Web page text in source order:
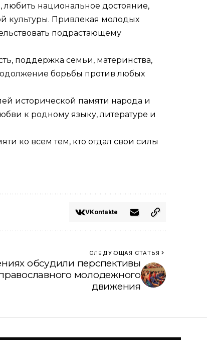
национальное достояние,
культуры. Привлекая молодых
подрастающему
поддержка семьи, материнства,
борьбы против любых
исторической памяти народа и
к родному языку, литературе и
ко всем тем, кто отдал свои силы
VKontakte
СЛЕДУЮЩАЯ СТАТЬЯ
обсудили перспективы
молодежного
движения